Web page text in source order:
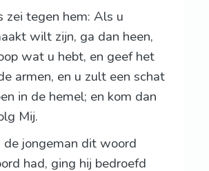
zei tegen hem: Als u
wilt zijn, ga dan heen,
wat u hebt, en geef het
armen, en u zult een schat
in de hemel; en kom dan
Mij.
de jongeman dit woord
had, ging hij bedroefd